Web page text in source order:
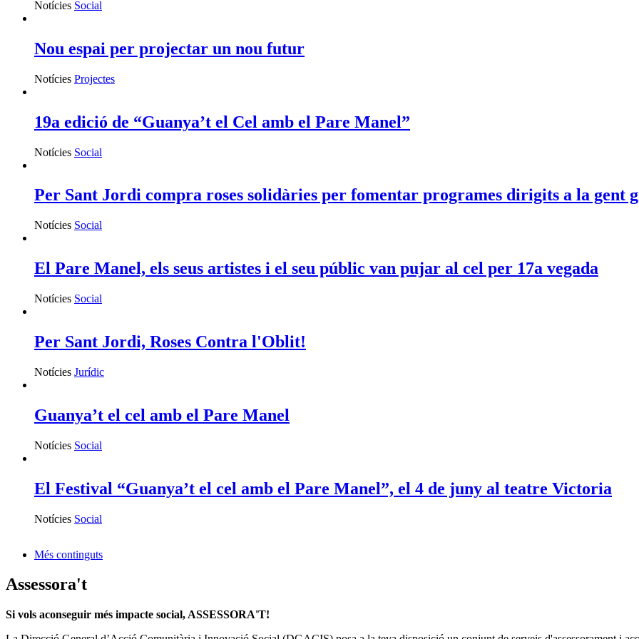
Notícies Social
Nou espai per projectar un nou futur
Notícies Projectes
19a edició de “Guanya’t el Cel amb el Pare Manel”
Notícies Social
Per Sant Jordi compra roses solidàries per fomentar programes dirigits a la gent
Notícies Social
El Pare Manel, els seus artistes i el seu públic van pujar al cel per 17a vegada
Notícies Social
Per Sant Jordi, Roses Contra l'Oblit!
Notícies Jurídic
Guanya’t el cel amb el Pare Manel
Notícies Social
El Festival “Guanya’t el cel amb el Pare Manel”, el 4 de juny al teatre Victoria
Notícies Social
Més continguts
Assessora't
Si vols aconseguir més impacte social, ASSESSORA'T!